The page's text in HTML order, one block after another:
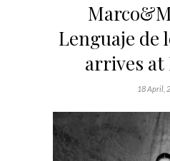
Lenguaje de
arrives at
18 April,